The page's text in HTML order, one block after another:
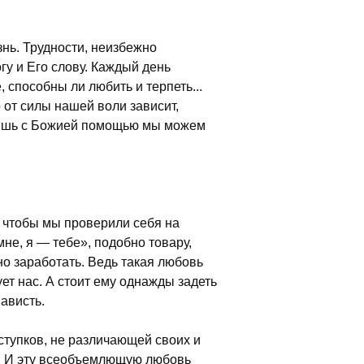
Трудности, неизбежно
и Его слову. Каждый день
ли любить и терпеть...
от силы нашей воли зависит,
с Божией помощью мы можем
мы проверили себя на
я — тебе», подобно товару,
заработать. Ведь такая любовь
нас. А стоит ему однажды задеть
не различающей своих и
И эту всеобъемлющую любовь